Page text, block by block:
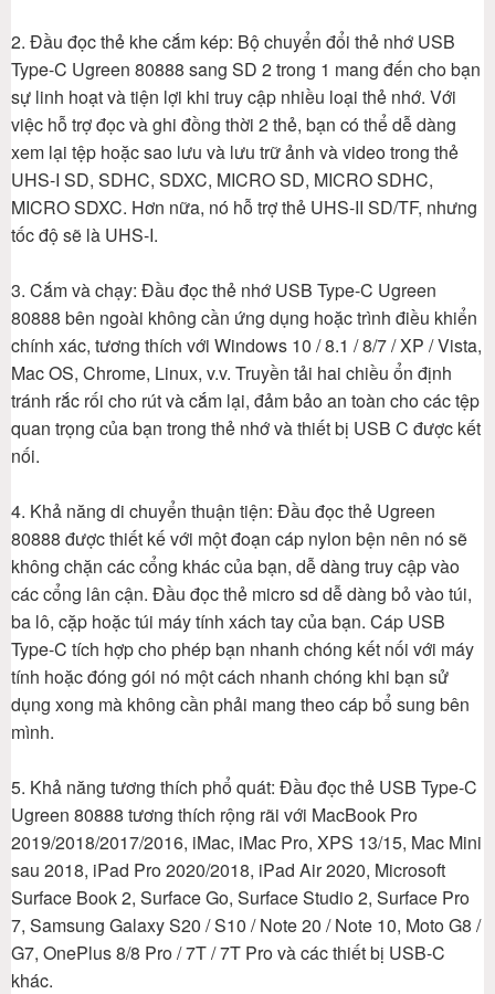
2. Đầu đọc thẻ khe cắm kép: Bộ chuyển đổi thẻ nhớ USB
Type-C Ugreen 80888 sang SD 2 trong 1 mang đến cho bạn
sự linh hoạt và tiện lợi khi truy cập nhiều loại thẻ nhớ. Với
việc hỗ trợ đọc và ghi đồng thời 2 thẻ, bạn có thể dễ dàng
xem lại tệp hoặc sao lưu và lưu trữ ảnh và video trong thẻ
UHS-I SD, SDHC, SDXC, MICRO SD, MICRO SDHC,
MICRO SDXC. Hơn nữa, nó hỗ trợ thẻ UHS-II SD/TF, nhưng
tốc độ sẽ là UHS-I.
3. Cắm và chạy: Đầu đọc thẻ nhớ USB Type-C Ugreen
80888 bên ngoài không cần ứng dụng hoặc trình điều khiển
chính xác, tương thích với Windows 10 / 8.1 / 8/7 / XP / Vista,
Mac OS, Chrome, Linux, v.v. Truyền tải hai chiều ổn định
tránh rắc rối cho rút và cắm lại, đảm bảo an toàn cho các tệp
quan trọng của bạn trong thẻ nhớ và thiết bị USB C được kết
nối.
4. Khả năng di chuyển thuận tiện: Đầu đọc thẻ Ugreen
80888 được thiết kế với một đoạn cáp nylon bện nên nó sẽ
không chặn các cổng khác của bạn, dễ dàng truy cập vào
các cổng lân cận. Đầu đọc thẻ micro sd dễ dàng bỏ vào túi,
ba lô, cặp hoặc túi máy tính xách tay của bạn. Cáp USB
Type-C tích hợp cho phép bạn nhanh chóng kết nối với máy
tính hoặc đóng gói nó một cách nhanh chóng khi bạn sử
dụng xong mà không cần phải mang theo cáp bổ sung bên
mình.
5. Khả năng tương thích phổ quát: Đầu đọc thẻ USB Type-C
Ugreen 80888 tương thích rộng rãi với MacBook Pro
2019/2018/2017/2016, iMac, iMac Pro, XPS 13/15, Mac Mini
sau 2018, iPad Pro 2020/2018, iPad Air 2020, Microsoft
Surface Book 2, Surface Go, Surface Studio 2, Surface Pro
7, Samsung Galaxy S20 / S10 / Note 20 / Note 10, Moto G8 /
G7, OnePlus 8/8 Pro / 7T / 7T Pro và các thiết bị USB-C
khác.